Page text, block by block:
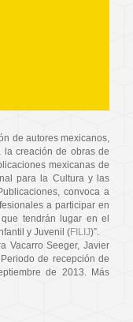
de autores mexicanos,
la creación de obras de
mexicanas de
para la Cultura y las
convoca a
a participar en
tendrán lugar en el
y Juvenil ( FILIJ)”.
Vacarro Seeger, Javier
de recepción de
de 2013. Más